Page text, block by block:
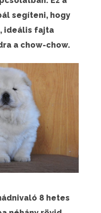
segíteni, hogy
ideális fajta
a chow-chow.
8 hetes